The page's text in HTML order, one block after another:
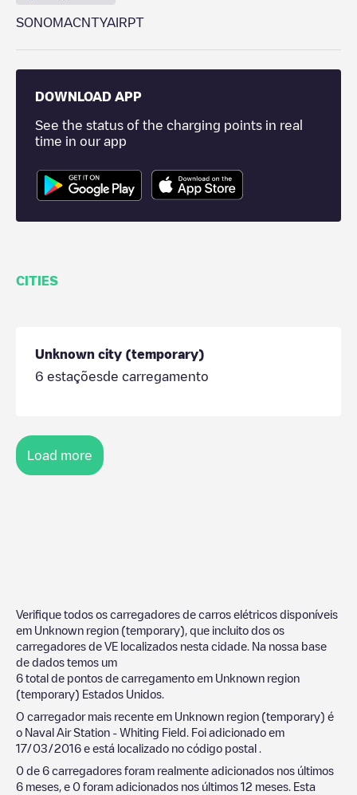
SONOMACNTYAIRPT
DOWNLOAD APP
See the status of the charging points in real
time in our app
CITIES
Unknown city (temporary)
6 estaçõesde carregamento
Load more
Verifique todos os carregadores de carros elétricos disponíveis
em Unknown region (temporary) , que incluito dos os
carregadores de VE localizados nesta cidade. Na nossa base
de dados temos um
6 total de pontos de carregamento em Unknown region
(temporary) Estados Unidos
O carregador mais recente em Unknown region (temporary) é
o Naval Air Station - Whiting Field . Foi adicionado em
17/03/2016 e está localizado no código postal
0 de 6 carregadores foram realmente adicionados nos últimos
6 meses, e 0 foram adicionados nos últimos 12 meses. Esta